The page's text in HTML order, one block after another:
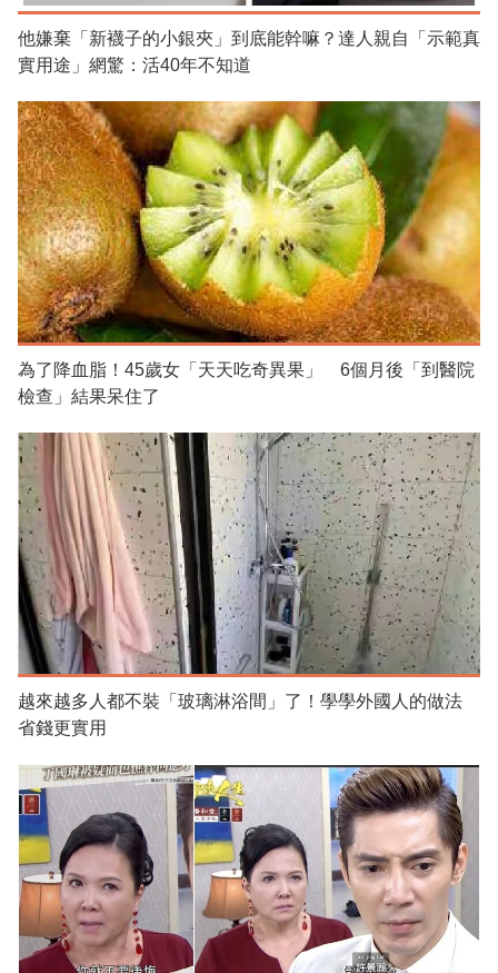
他嫌棄「新襪子的小銀夾」到底能幹嘛？達人親自「示範真
實用途」網驚：活40年不知道
為了降血脂！45歲女「天天吃奇異果」 6個月後「到醫院
檢查」結果呆住了
越來越多人都不裝「玻璃淋浴間」了！學學外國人的做法
省錢更實用